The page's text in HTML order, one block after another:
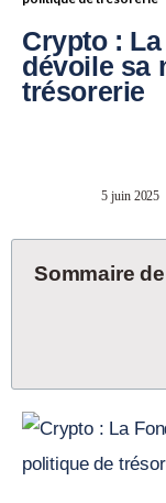
Crypto :
dévoile sa
trésorerie
5 juin 2025
Sommaire